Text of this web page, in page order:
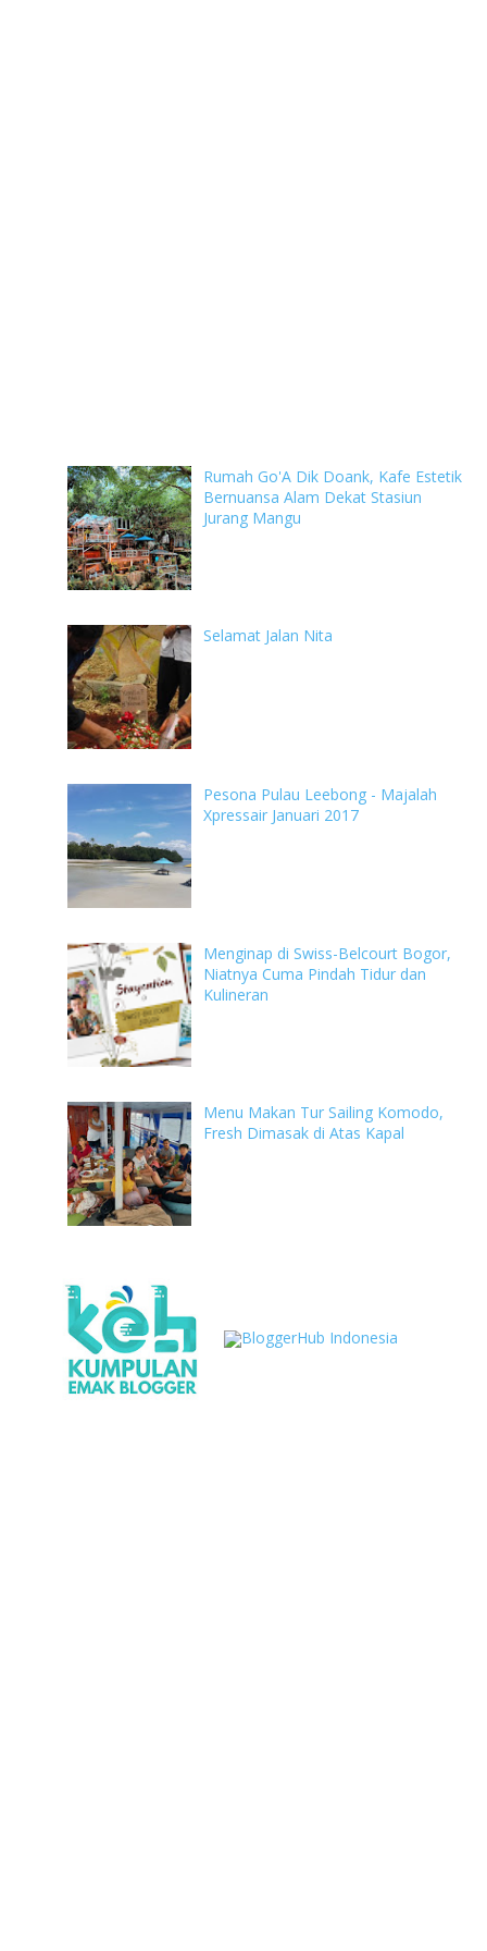
Rumah Go'A Dik Doank, Kafe Estetik
Bernuansa Alam Dekat Stasiun
Jurang Mangu
Selamat Jalan Nita
Pesona Pulau Leebong - Majalah
Xpressair Januari 2017
Menginap di Swiss-Belcourt Bogor,
Niatnya Cuma Pindah Tidur dan
Kulineran
Menu Makan Tur Sailing Komodo,
Fresh Dimasak di Atas Kapal